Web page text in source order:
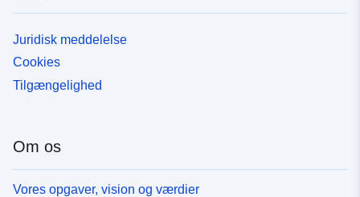
Juridisk meddelelse
Cookies
Tilgængelighed
Om os
Vores opgaver, vision og værdier